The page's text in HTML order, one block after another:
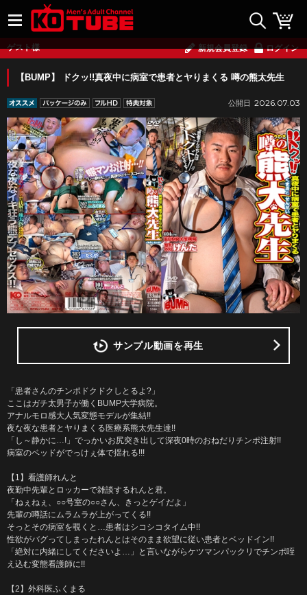
ゲスト様 新規会員登録 ログイン
【BUMP】 ドクッ!!真夜中に病室で患者とヤりまくる 噂の熊太先生
2026.07.03
サンプル動画を再生
「患者さんのチンポドクドクしとるよ?」
ここはガチ太男子が働くBUMP大学病院。
アナルモロ感大人気変態モデルが集結!!
夜な夜な患者とヤりまくる医療系熊太先生達!!
「し～静かに…!」でっかいお尻突き出して深夜0時のおねだりチンポ注射!!
病室のベッドがでっけぇ体で揺れる!!!
【1】看護師れんと
夜勤中先輩とロッカーで雑談するれんと君。
「ねぇねぇ、○○号室の○○さん、きっとゲイだよ」
先輩の噂話にムラムラが上がってくる!!
そっとその病室を覗くと…患者はシコシコタイム中!!
性欲がバグってしまったれんとはそのまま欲望に従い患者とベッドイン!!
「絶対に内緒にしてくださいよ…」と言いながらケツマンパックリでチンポ咥
え込む変態看護師に!!
【2】外科医ふくまる